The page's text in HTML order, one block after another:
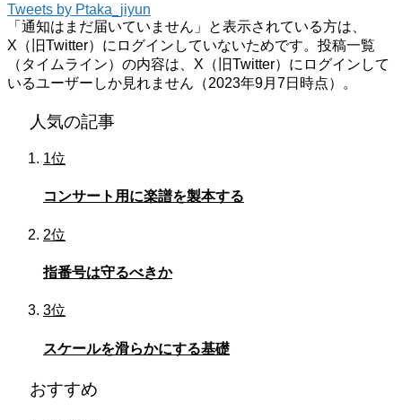
Tweets by Ptaka_jiyun
「通知はまだ届いていません」と表示されている方は、
X（旧Twitter）にログインしていないためです。投稿一覧
（タイムライン）の内容は、X（旧Twitter）にログインして
いるユーザーしか見れません（2023年9月7日時点）。
人気の記事
1位
コンサート用に楽譜を製本する
2位
指番号は守るべきか
3位
スケールを滑らかにする基礎
おすすめ